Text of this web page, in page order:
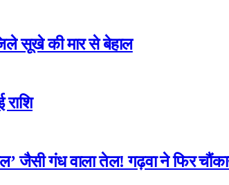
सूखे की मार से बेहाल
जैसी गंध वाला तेल! गढ़वा ने फिर